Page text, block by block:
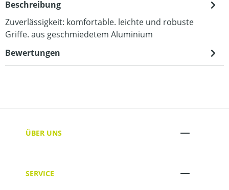
Beschreibung
Zuverlässigkeit: komfortable. leichte und robuste
Griffe. aus geschmiedetem Aluminium
Bewertungen
ÜBER UNS
SERVICE